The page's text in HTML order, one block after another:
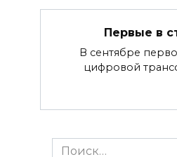
Первые в
В сентябре
цифровой
Search